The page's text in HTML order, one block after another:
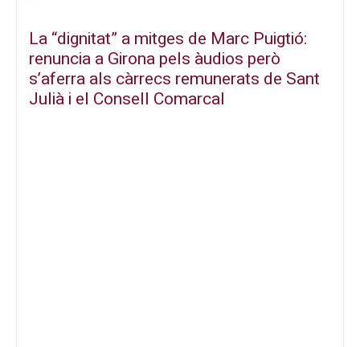
La “dignitat” a mitges de Marc Puigtió:
renuncia a Girona pels àudios però
s’aferra als càrrecs remunerats de Sant
Julià i el Consell Comarcal